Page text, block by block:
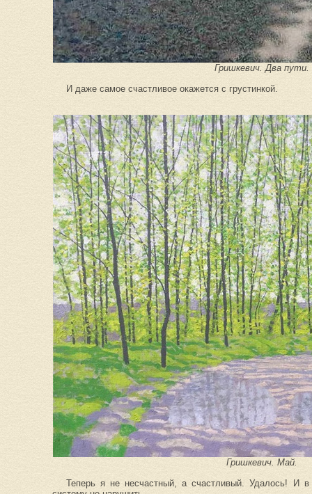
Гришкевич. Два пути.
И даже самое счастливое окажется с грустинкой.
Гришкевич. Май.
Теперь я не несчастный, а счастливый. Удалось! И в